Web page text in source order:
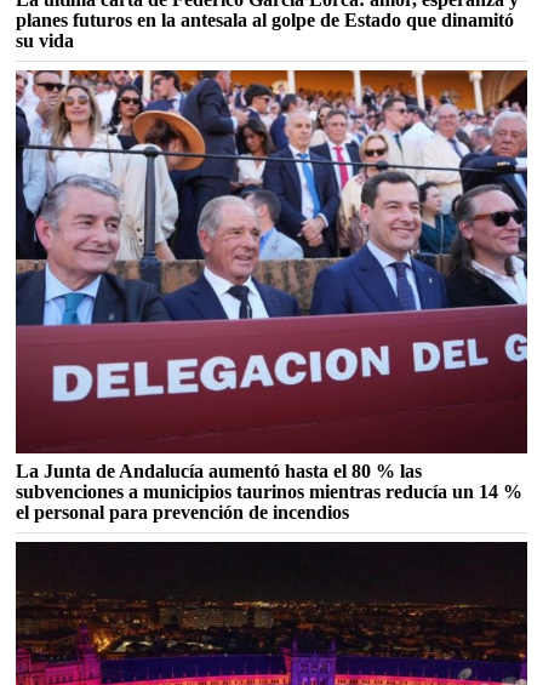
planes futuros en la antesala al golpe de Estado que dinamitó
su vida
La Junta de Andalucía aumentó hasta el 80 % las
subvenciones a municipios taurinos mientras reducía un 14 %
el personal para prevención de incendios